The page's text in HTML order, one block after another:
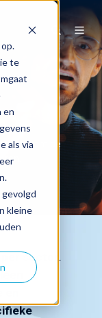
te
en
als via
kleine
om de
per sector.